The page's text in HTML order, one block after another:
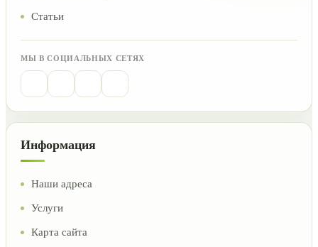
Статьи
МЫ В СОЦИАЛЬНЫХ СЕТЯХ
Информация
Наши адреса
Услуги
Карта сайта